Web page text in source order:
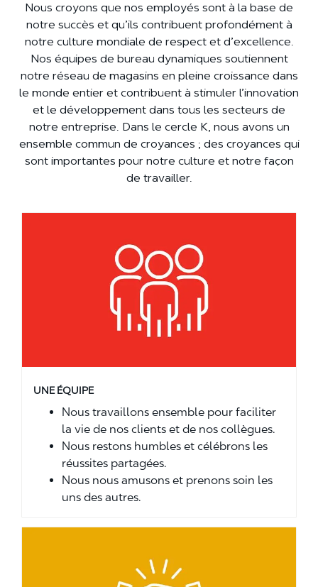
Nous croyons que nos employés sont à la base de
notre succès et qu’ils contribuent profondément à
notre culture mondiale de respect et d’excellence.
Nos équipes de bureau dynamiques soutiennent
notre réseau de magasins en pleine croissance dans
le monde entier et contribuent à stimuler l’innovation
et le développement dans tous les secteurs de
notre entreprise. Dans le cercle K, nous avons un
ensemble commun de croyances ; des croyances qui
sont importantes pour notre culture et notre façon
de travailler.
UNE ÉQUIPE
Nous travaillons ensemble pour faciliter
la vie de nos clients et de nos collègues.
Nous restons humbles et célébrons les
réussites partagées.
Nous nous amusons et prenons soin les
uns des autres.